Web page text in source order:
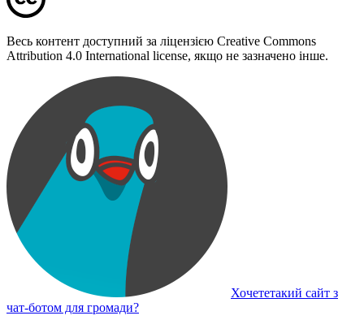
Весь контент доступний за ліцензією Creative Commons
Attribution 4.0 International license, якщо не зазначено інше.
Хочететакий сайт з
чат-ботом для громади?